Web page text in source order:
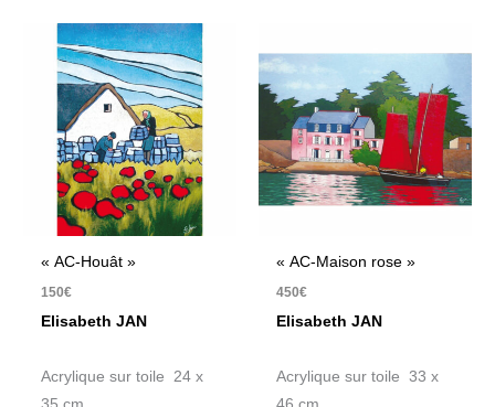
« AC-Houât »
150€
Elisabeth JAN
Acrylique sur toile 24 x
« AC-Maison rose »
450€
Elisabeth JAN
Acrylique sur toile 33 x